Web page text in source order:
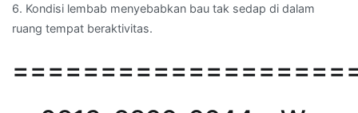
6. Kondisi lembab menyebabkan bau tak sedap di dalam
ruang tempat beraktivitas.